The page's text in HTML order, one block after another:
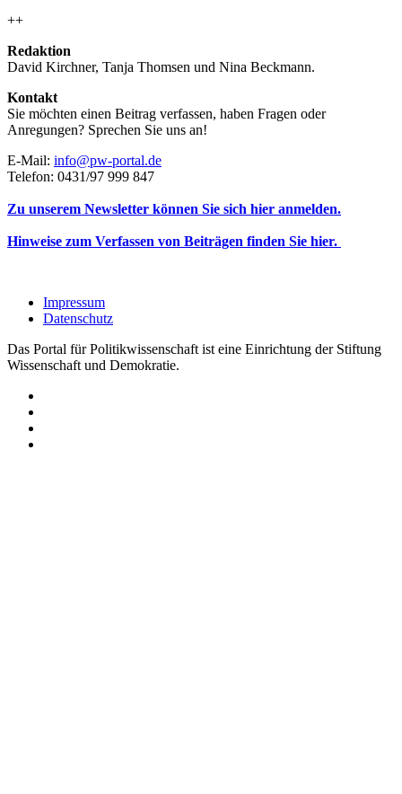
++
Redaktion
David Kirchner, Tanja Thomsen und Nina Beckmann.
Kontakt
Sie möchten einen Beitrag verfassen, haben Fragen oder
Anregungen? Sprechen Sie uns an!
E-Mail: info@pw-portal.de
Telefon: 0431/97 999 847
Zu unserem Newsletter können Sie sich hier anmelden.
Hinweise zum Verfassen von Beiträgen finden Sie hier.
Impressum
Datenschutz
Das Portal für Politikwissenschaft ist eine Einrichtung der Stiftung
Wissenschaft und Demokratie.